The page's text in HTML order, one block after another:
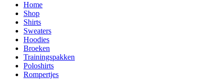
Home
Shop
Shirts
Sweaters
Hoodies
Broeken
Trainingspakken
Poloshirts
Rompertjes